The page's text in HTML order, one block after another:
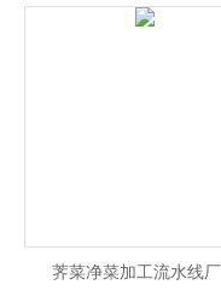
荠菜净菜加工流水线